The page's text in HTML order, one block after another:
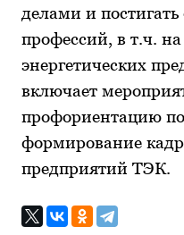
делами и
профессий, в т.ч.
энергетических
включает
профориентацию
формирование
предприятий ТЭК.